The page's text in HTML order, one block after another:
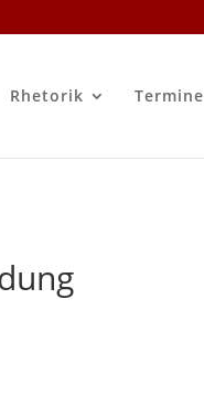
Rhetorik Termine